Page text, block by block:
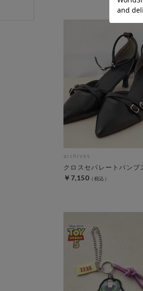
archives
クロスセパレートパンプ
￥7,150